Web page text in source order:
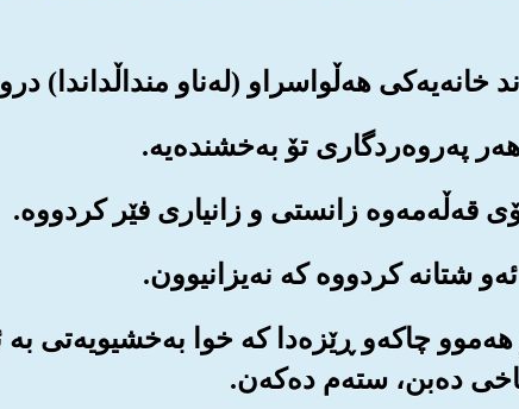
هه‌موو چاکه‌و ڕێزه‌دا که خوا به‌خشیویه‌تی
ده‌بن، سته‌م ده‌که‌ن.